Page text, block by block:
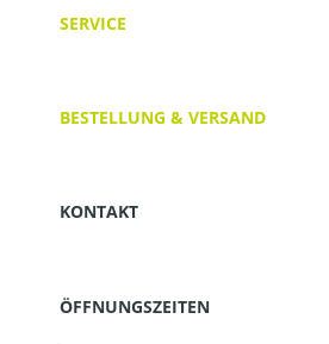
SERVICE
BESTELLUNG & VERSAND
KONTAKT
ÖFFNUNGSZEITEN